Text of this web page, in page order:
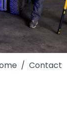
Contact